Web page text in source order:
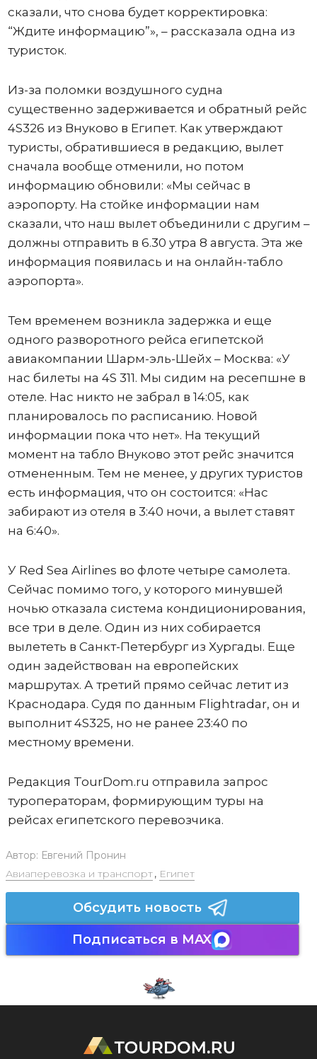
сказали, что снова будет корректировка:
“Ждите информацию”», – рассказала одна из
туристок.
Из-за поломки воздушного судна
существенно задерживается и обратный рейс
4S326 из Внуково в Египет. Как утверждают
туристы, обратившиеся в редакцию, вылет
сначала вообще отменили, но потом
информацию обновили: «Мы сейчас в
аэропорту. На стойке информации нам
сказали, что наш вылет объединили с другим –
должны отправить в 6.30 утра 8 августа. Эта же
информация появилась и на онлайн-табло
аэропорта».
Тем временем возникла задержка и еще
одного разворотного рейса египетской
авиакомпании Шарм-эль-Шейх – Москва: «У
нас билеты на 4S 311. Мы сидим на ресепшне в
отеле. Нас никто не забрал в 14:05, как
планировалось по расписанию. Новой
информации пока что нет». На текущий
момент на табло Внуково этот рейс значится
отмененным. Тем не менее, у других туристов
есть информация, что он состоится: «Нас
забирают из отеля в 3:40 ночи, а вылет ставят
на 6:40».
У Red Sea Airlines во флоте четыре самолета.
Сейчас помимо того, у которого минувшей
ночью отказала система кондиционирования,
все три в деле. Один из них собирается
вылететь в Санкт-Петербург из Хургады. Еще
один задействован на европейских
маршрутах. А третий прямо сейчас летит из
Краснодара. Судя по данным Flightradar, он и
выполнит 4S325, но не ранее 23:40 по
местному времени.
Редакция TourDom.ru отправила запрос
туроператорам, формирующим туры на
рейсах египетского перевозчика.
Автор: Евгений Пронин
Авиаперевозка и транспорт, Египет
Обсудить новость
Подписаться в MAX